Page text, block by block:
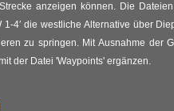
der
Otto
anzeigen können. Die
1-4′ die westliche Alternative über
zu springen. Mit Ausnahme der
der Datei 'Waypoints' ergänzen.